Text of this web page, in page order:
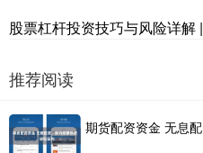
股票杠杆投资技巧与风险详解
推荐阅读
期货配资资金 无息